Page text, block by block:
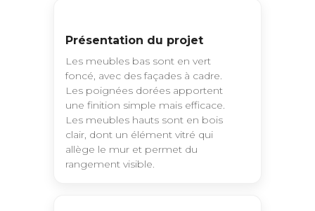
Présentation du projet
Les meubles bas sont en vert
foncé, avec des façades à cadre.
Les poignées dorées apportent
une finition simple mais efficace.
Les meubles hauts sont en bois
clair, dont un élément vitré qui
allège le mur et permet du
rangement visible.